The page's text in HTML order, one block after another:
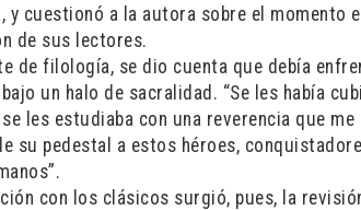
cuestionó a la autora sobre el momento
de sus lectores.
de filología, se dio cuenta que debía
un halo de sacralidad. “Se les había
les estudiaba con una reverencia que me
su pedestal a estos héroes,
con los clásicos surgió, pues, la